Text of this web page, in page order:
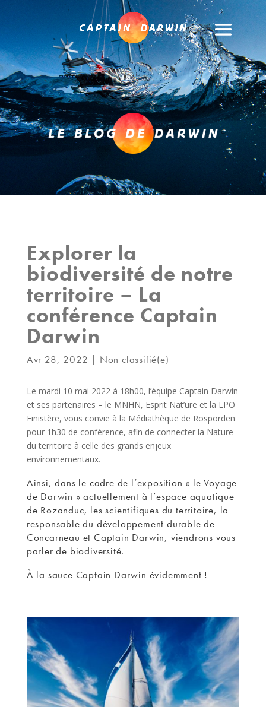
Explorer la
biodiversité de notre
territoire – La
conférence Captain
Darwin
Avr 28, 2022 | Non classifié(e)
Le mardi 10 mai 2022 à 18h00, l’équipe Captain Darwin
et ses partenaires – le MNHN, Esprit Nat’ure et la LPO
Finistère, vous convie à la Médiathèque de Rosporden
pour 1h30 de conférence, afin de connecter la Nature
du territoire à celle des grands enjeux
environnementaux.
Ainsi, dans le cadre de l’exposition « le Voyage
de Darwin » actuellement à l’espace aquatique
de Rozanduc, les scientifiques du territoire, la
responsable du développement durable de
Concarneau et Captain Darwin, viendrons vous
parler de biodiversité.
À la sauce Captain Darwin évidemment !